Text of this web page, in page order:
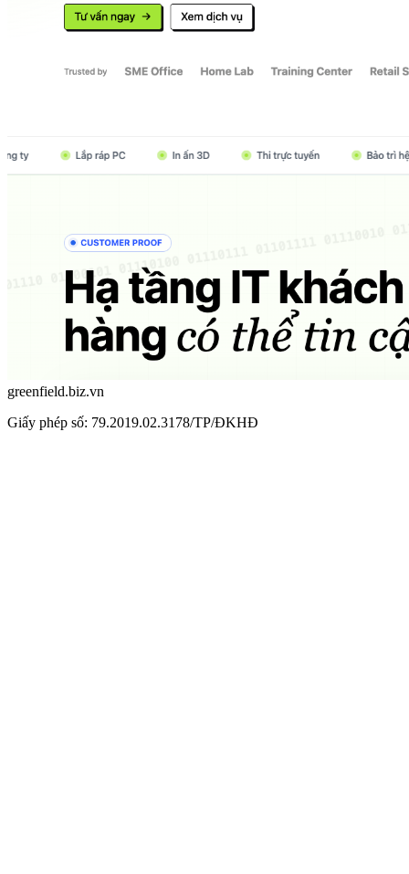
greenfield.biz.vn
Giấy phép số: 79.2019.02.3178/TP/ĐKHĐ